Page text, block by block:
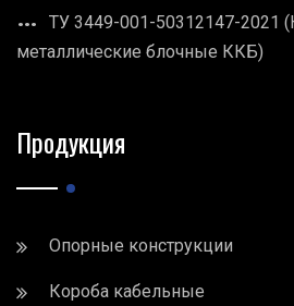
ТУ 3449-001-50312147-2021
металлические блочные ККБ)
Продукция
Опорные конструкции
Короба кабельные